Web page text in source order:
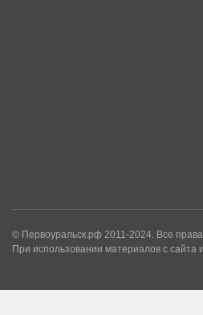
© Первоуральск.рф 2011-2024. Все
При использовании материалов с сайта